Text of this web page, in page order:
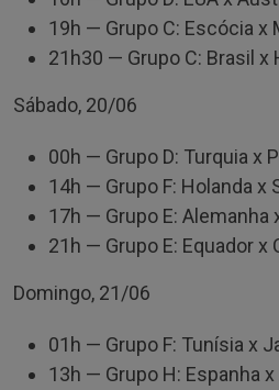
19h — Grupo C: Escócia x
21h30 — Grupo C: Brasil x
Sábado, 20/06
00h — Grupo D: Turquia x
14h — Grupo F: Holanda x
17h — Grupo E: Alemanha
21h — Grupo E: Equador x
Domingo, 21/06
01h — Grupo F: Tunísia x
13h — Grupo H: Espanha x